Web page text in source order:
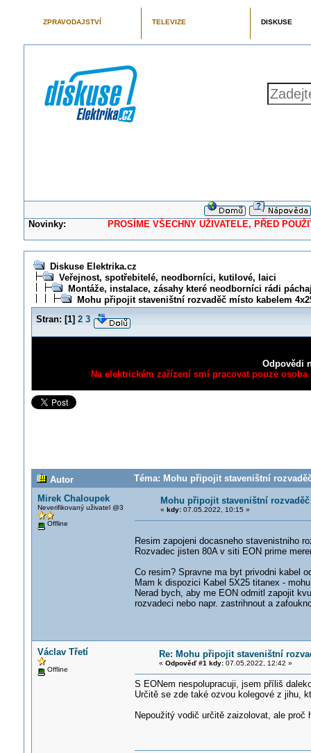
ZPRAVODAJSTVÍ TELEVIZE DISKUSE
Novinky: PROSÍME VŠECHNY UŽIVATELE, PŘED
Diskuse Elektrika.cz
Veřejnost, spotřebitelé, neodborníci, kutilové, laici
Montáže, instalace, zásahy které neodborníci rádi
Mohu připojit staveništní rozvaděč místo kabelem
Stran: [1] 2 3
Odpovědi
Na elektrickém zařízení smí pracovat pouze
Autor
Téma: Mohu připojit staveništní
Mirek Chaloupek
Neverifikovaný uživatel @3
Offline
Mohu připojit staveništní
« kdy:07.05.2022, 10:15 »
Resim zapojeni docasneho stavenistniho
Rozvadec jisten 80A v siti EON prime
Co resim? Spravne ma byt privodni kabel
Mam k dispozici Kabel 5X25 titanex -
Nerad bych, aby me EON odmitl zapojit
rozvadeci nebo napr. zastrihnout a
Václav Třetí
Offline
Re: Mohu připojit staveništní
« Odpověď #1 kdy:07.05.2022, 12:42 »
S EONem nespolupracuji, jsem příliš
Určitě se zde také ozvou kolegové z jihu,
Nepoužitý vodič určitě zaizolovat, ale proč